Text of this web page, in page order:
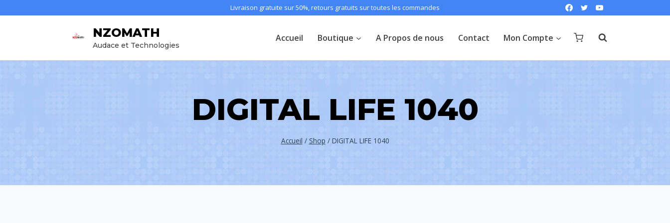
Livraison gratuite sur 50%, retours gratuits sur toutes les commandes
NZOMATH
Audace et Technologies
Accueil Boutique A Propos de nous Contact Mon Compte
DIGITAL LIFE 1040
Accueil / Shop / DIGITAL LIFE 1040